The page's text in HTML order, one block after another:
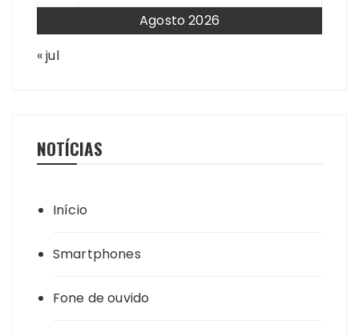
Agosto 2026
« jul
NOTÍCIAS
Início
Smartphones
Fone de ouvido